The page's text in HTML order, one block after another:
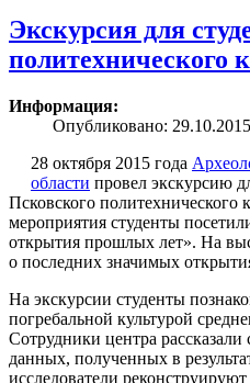
Экскурсия для
политехнического
Информация:
Опубликовано:
28 октября 2015 года
области провел экскурсию
Псковского политехнического
мероприятия студенты
открытия прошлых лет». На
о последних значимых
На экскурсии студенты
погребальной культурой
Сотрудники центра
данных, полученных в
исследователи